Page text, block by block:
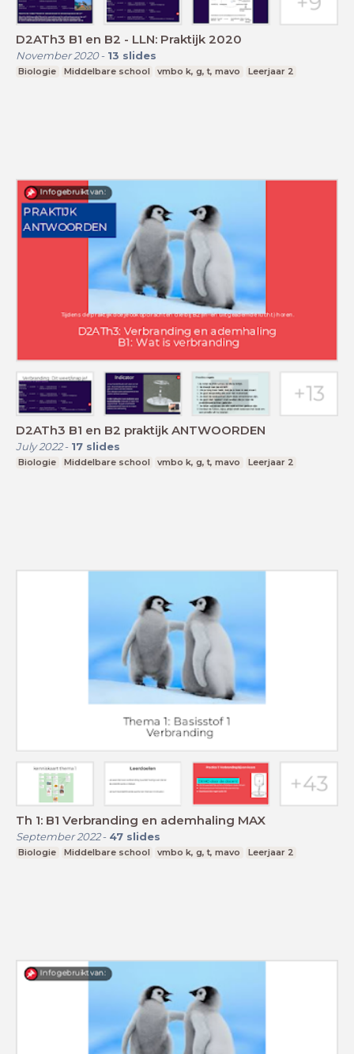
D2ATh3 B1 en B2 - LLN: Praktijk 2020
November 2020- 13 slides
Biologie Middelbare school vmbo k, g, t, mavo Leerjaar 2
D2ATh3 B1 en B2 praktijk ANTWOORDEN
July 2022- 17 slides
Biologie Middelbare school vmbo k, g, t, mavo Leerjaar 2
Th 1: B1 Verbranding en ademhaling MAX
September 2022- 47 slides
Biologie Middelbare school vmbo k, g, t, mavo Leerjaar 2